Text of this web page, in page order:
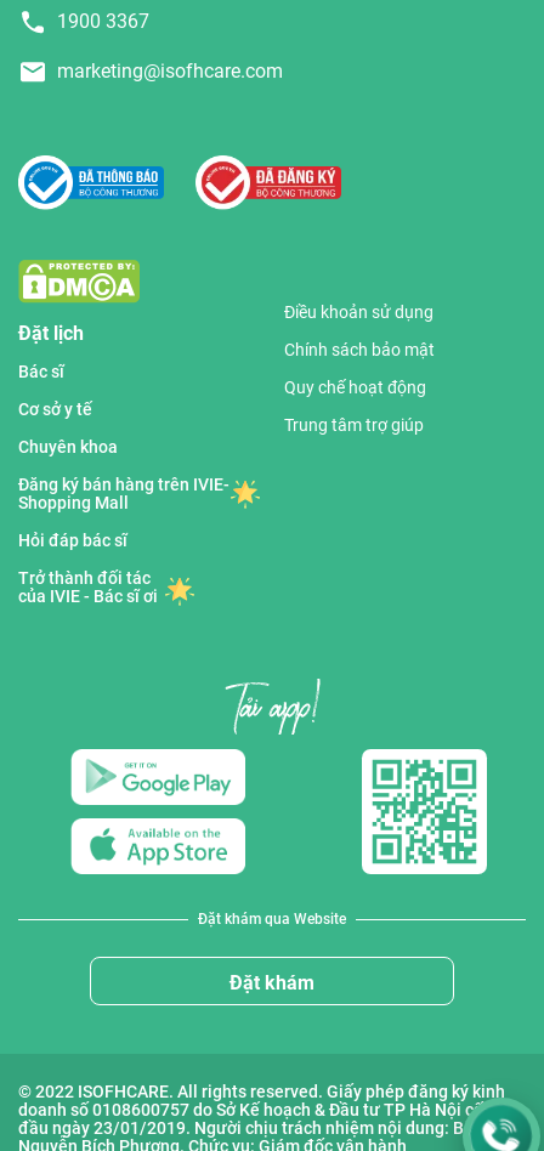
1900 3367
marketing@isofhcare.com
Đặt lịch
Bác sĩ
Cơ sở y tế
Chuyên khoa
Đăng ký bán hàng trên IVIE-
Shopping Mall
Hỏi đáp bác sĩ
Trở thành đối tác
của IVIE - Bác sĩ ơi
Điều khoản sử dụng
Chính sách bảo mật
Quy chế hoạt động
Trung tâm trợ giúp
Đặt khám qua Website
Đặt khám
© 2022 ISOFHCARE. All rights reserved. Giấy phép đăng ký kinh
doanh số 0108600757 do Sở Kế hoạch & Đầu tư TP Hà Nội cấp lần
đầu ngày 23/01/2019. Người chịu trách nhiệm nội dung: Bà
Nguyễn Bích Phượng. Chức vụ: Giám đốc vận hành